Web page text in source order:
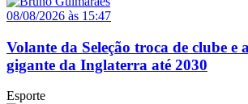
08/08/2026 às 15:47
Volante da Seleção troca de clube e
gigante da Inglaterra até 2030
Esporte